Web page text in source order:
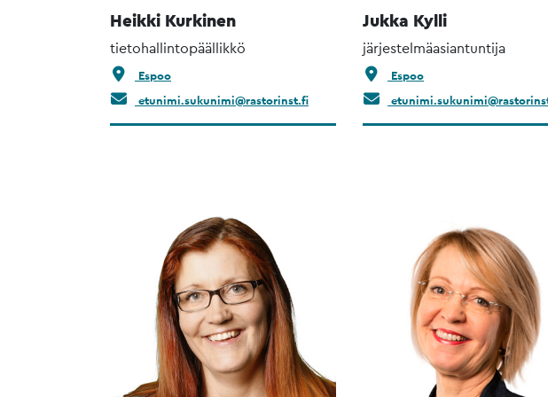
Heikki Kurkinen
tietohallintopäällikkö
Espoo
etunimi.sukunimi@rastorinst.fi
Jukka Kylli
järjestelmäasiantuntija
Espoo